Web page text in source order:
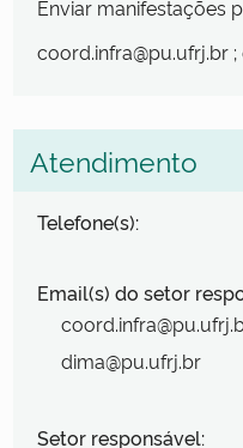
Enviar manifestações
coord.infra@pu.ufrj.br
Atendimento
Telefone(s):
Email(s) do setor
dima@pu.ufrj.br
Setor responsável: